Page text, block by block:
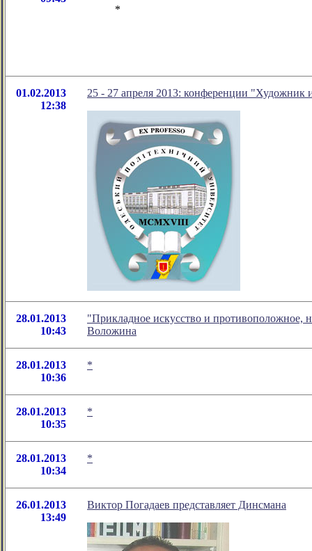
*
01.02.2013
12:38
25 - 27 апреля 2013: конференции "Художник
28.01.2013
10:43
"Прикладное искусство и противоположное,
Воложина
28.01.2013
10:36
*
28.01.2013
10:35
*
28.01.2013
10:34
*
26.01.2013
13:49
Виктор Погадаев представляет Динсмана